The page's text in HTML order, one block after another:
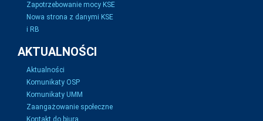
Zapotrzebowanie mocy KSE
Nowa strona z danymi KSE
i RB
AKTUALNOŚCI
Aktualności
Komunikaty OSP
Komunikaty UMM
Zaangażowanie społeczne
Kontakt do biura